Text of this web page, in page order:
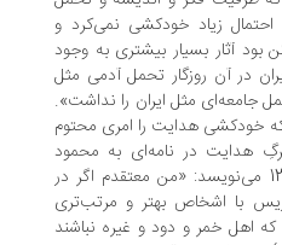
زیاد خودکشی نمی‌کرد و
بسیار بیشتری به وجود
آن روزگار تحمل آدمی مثل
مثل ایران را نداشت».
هدایت را امری محتوم
در نامه‌ای به محمود
تاریخ دوم شهریور 1345 می‌نویسد: «من معتقدم اگر در
اشخاص بهتر و مرتب‌تری
و دود و غیره نباشند